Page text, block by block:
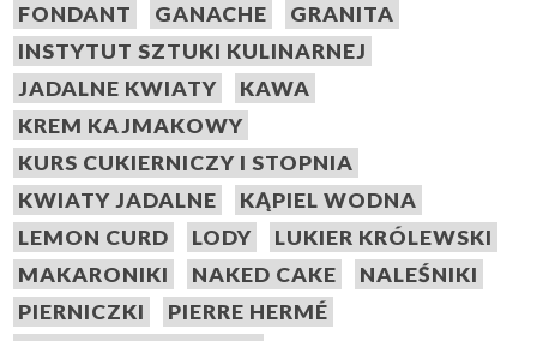
FONDANT
GANACHE
GRANITA
INSTYTUT SZTUKI KULINARNEJ
JADALNE KWIATY
KAWA
KREM KAJMAKOWY
KURS CUKIERNICZY I STOPNIA
KWIATY JADALNE
KĄPIEL WODNA
LEMON CURD
LODY
LUKIER KRÓLEWSKI
MAKARONIKI
NAKED CAKE
NALEŚNIKI
PIERNICZKI
PIERRE HERMÉ